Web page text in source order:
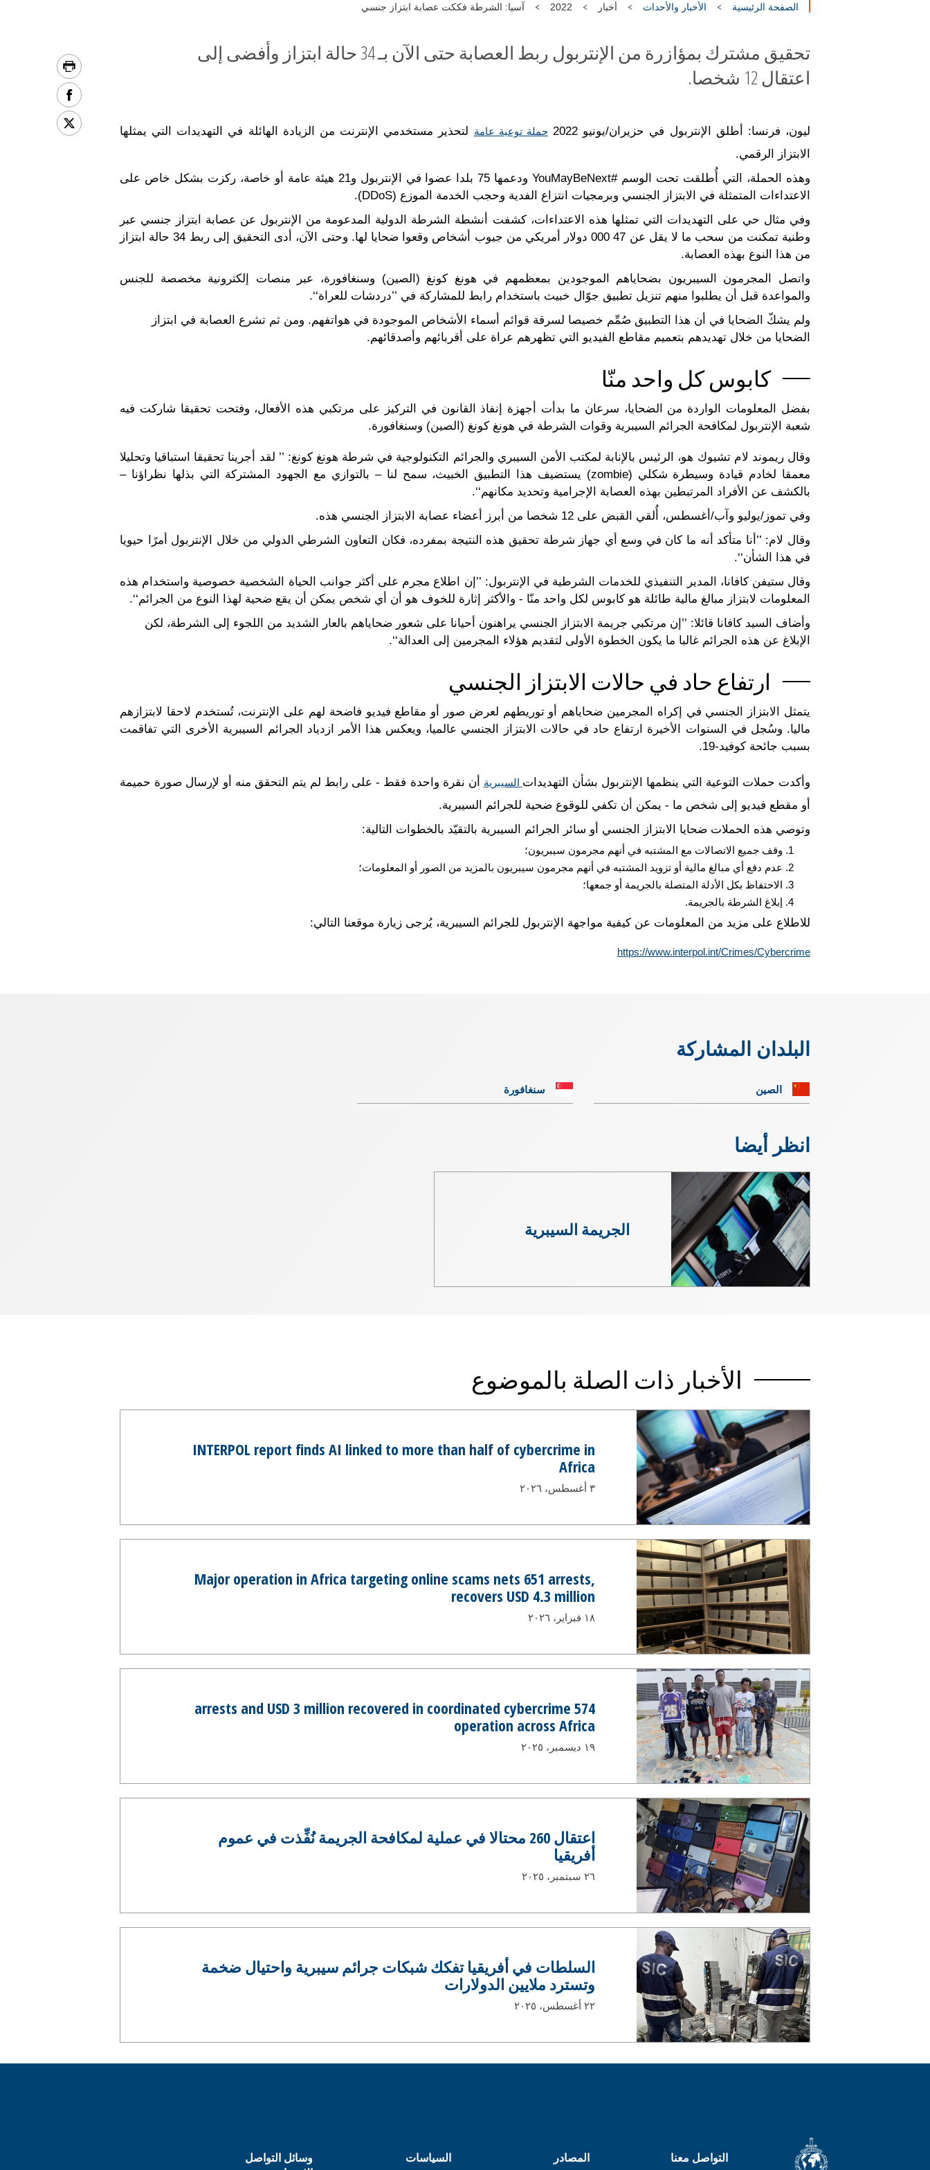
الصفحة الرئيسية الأخبار والأحداث أخبار 2022 آسيا: الشرطة فككت عصابة ابتزاز جنسي
تحقيق مشترك بمؤازرة من الإنتربول ربط العصابة حتى الآن بـ 34 حالة ابتزاز وأفضى إلى
اعتقال 12 شخصا.
ليون، فرنسا: أطلق الإنتربول في حزيران/يونيو 2022 حملة توعية عامة لتحذير مستخدمي الإنترنت من الزيادة الهائلة في التهديدات التي يمثلها
الابتزاز الرقمي.
وهذه الحملة، التي أُطلقت تحت الوسم #YouMayBeNext ودعمها 75 بلدا عضوا في الإنتربول و21 هيئة عامة أو خاصة، ركزت بشكل خاص على
الاعتداءات المتمثلة في الابتزاز الجنسي وبرمجيات انتزاع الفدية وحجب الخدمة الموزع (DDoS).
وفي مثال حي على التهديدات التي تمثلها هذه الاعتداءات، كشفت أنشطة الشرطة الدولية المدعومة من الإنتربول عن عصابة ابتزاز جنسي عبر
وطنية تمكنت من سحب ما لا يقل عن 47 000 دولار أمريكي من جيوب أشخاص وقعوا ضحايا لها. وحتى الآن، أدى التحقيق إلى ربط 34 حالة ابتزاز
من هذا النوع بهذه العصابة.
واتصل المجرمون السيبريون بضحاياهم الموجودين بمعظمهم في هونغ كونغ (الصين) وسنغافورة، عبر منصات إلكترونية مخصصة للجنس
والمواعدة قبل أن يطلبوا منهم تنزيل تطبيق جوّال خبيث باستخدام رابط للمشاركة في ’’دردشات للعراة‘‘.
ولم يشكّ الضحايا في أن هذا التطبيق صُمِّم خصيصا لسرقة قوائم أسماء الأشخاص الموجودة في هواتفهم. ومن ثم تشرع العصابة في ابتزاز
الضحايا من خلال تهديدهم بتعميم مقاطع الفيديو التي تظهرهم عراة على أقربائهم وأصدقائهم.
كابوس كل واحد منّا
بفضل المعلومات الواردة من الضحايا، سرعان ما بدأت أجهزة إنفاذ القانون في التركيز على مرتكبي هذه الأفعال، وفتحت تحقيقا شاركت فيه
شعبة الإنتربول لمكافحة الجرائم السيبرية وقوات الشرطة في هونغ كونغ (الصين) وسنغافورة.
وقال ريموند لام تشيوك هو، الرئيس بالإنابة لمكتب الأمن السيبري والجرائم التكنولوجية في شرطة هونغ كونغ: ’’ لقد أجرينا تحقيقا استباقيا وتحليلا
معمقا لخادم قيادة وسيطرة شكلي (zombie) يستضيف هذا التطبيق الخبيث، سمح لنا – بالتوازي مع الجهود المشتركة التي بذلها نظراؤنا –
بالكشف عن الأفراد المرتبطين بهذه العصابة الإجرامية وتحديد مكانهم‘‘.
وفي تموز/يوليو وآب/أغسطس، أُلقي القبض على 12 شخصا من أبرز أعضاء عصابة الابتزاز الجنسي هذه.
وقال لام: ’’أنا متأكد أنه ما كان في وسع أي جهاز شرطة تحقيق هذه النتيجة بمفرده، فكان التعاون الشرطي الدولي من خلال الإنتربول أمرًا حيويا
في هذا الشأن‘‘.
وقال ستيفن كافانا، المدير التنفيذي للخدمات الشرطية في الإنتربول: ’’إن اطلاع مجرم على أكثر جوانب الحياة الشخصية خصوصية واستخدام هذه
المعلومات لابتزاز مبالغ مالية طائلة هو كابوس لكل واحد منّا - والأكثر إثارة للخوف هو أن أي شخص يمكن أن يقع ضحية لهذا النوع من الجرائم‘‘.
وأضاف السيد كافانا قائلا: ’’إن مرتكبي جريمة الابتزاز الجنسي يراهنون أحيانا على شعور ضحاياهم بالعار الشديد من اللجوء إلى الشرطة، لكن
الإبلاغ عن هذه الجرائم غالبا ما يكون الخطوة الأولى لتقديم هؤلاء المجرمين إلى العدالة‘‘.
ارتفاع حاد في حالات الابتزاز الجنسي
يتمثل الابتزاز الجنسي في إكراه المجرمين ضحاياهم أو توريطهم لعرض صور أو مقاطع فيديو فاضحة لهم على الإنترنت، تُستخدم لاحقا لابتزازهم
ماليا. وسُجل في السنوات الأخيرة ارتفاع حاد في حالات الابتزاز الجنسي عالميا، ويعكس هذا الأمر ازدياد الجرائم السيبرية الأخرى التي تفاقمت
بسبب جائحة كوفيد-19.
وأكدت حملات التوعية التي ينظمها الإنتربول بشأن التهديدات السيبرية
أن نقرة واحدة فقط - على رابط لم يتم التحقق منه أو لإرسال صورة حميمة
أو مقطع فيديو إلى شخص ما - يمكن أن تكفي للوقوع ضحية للجرائم السيبرية.
وتوصي هذه الحملات ضحايا الابتزاز الجنسي أو سائر الجرائم السيبرية بالتقيّد بالخطوات التالية:
وقف جميع الاتصالات مع المشتبه في أنهم مجرمون سيبريون؛
عدم دفع أي مبالغ مالية أو تزويد المشتبه في أنهم مجرمون سيبريون بالمزيد من الصور أو المعلومات؛
الاحتفاظ بكل الأدلة المتصلة بالجريمة أو جمعها؛
إبلاغ الشرطة بالجريمة.
للاطلاع على مزيد من المعلومات عن كيفية مواجهة الإنتربول للجرائم السيبرية، يُرجى زيارة موقعنا التالي:
https://www.interpol.int/Crimes/Cybercrime
البلدان المشاركة
الصين سنغافورة
انظر أيضا
الجريمة السيبرية
الأخبار ذات الصلة بالموضوع
INTERPOL report finds AI linked to more than half of cybercrime in
Africa
٣ أغسطس، ٢٠٢٦
Major operation in Africa targeting online scams nets 651 arrests,
recovers USD 4.3 million
١٨ فبراير، ٢٠٢٦
574 arrests and USD 3 million recovered in coordinated cybercrime
operation across Africa
١٩ ديسمبر، ٢٠٢٥
اعتقال 260 محتالا في عملية لمكافحة الجريمة نُفِّذت في عموم
أفريقيا
٢٦ سبتمبر، ٢٠٢٥
السلطات في أفريقيا تفكك شبكات جرائم سيبرية واحتيال ضخمة
وتسترد ملايين الدولارات
٢٢ أغسطس، ٢٠٢٥
التواصل معنا المصادر السياسات
وسائل التواصل